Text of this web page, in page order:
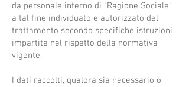
da personale interno di "Ragione Sociale"
a tal fine individuato e autorizzato del
trattamento secondo specifiche istruzioni
impartite nel rispetto della normativa
vigente.
I dati raccolti, qualora sia necessario o